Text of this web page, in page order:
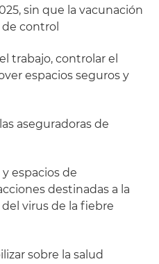
sin que la vacunación
control
trabajo, controlar el
espacios seguros y
aseguradoras de
y espacios de
destinadas a la
virus de la fiebre
sobre la salud